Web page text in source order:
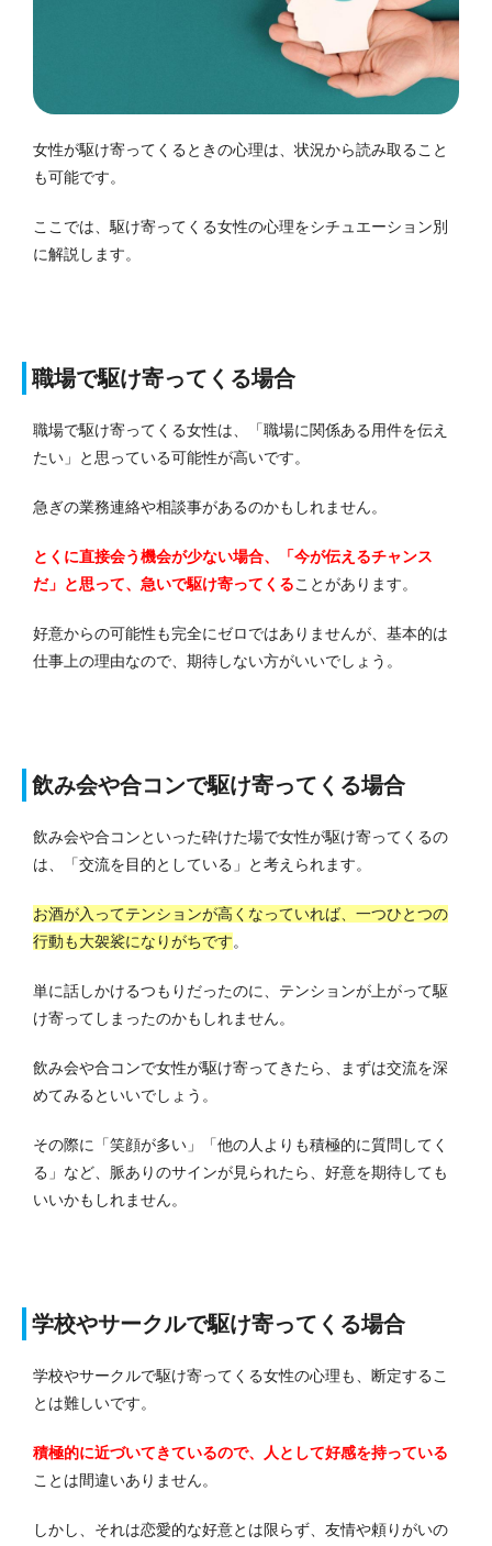
女性が駆け寄ってくるときの心理は、状況から読み取ること
も可能です。
ここでは、駆け寄ってくる女性の心理をシチュエーション別
に解説します。
職場で駆け寄ってくる場合
職場で駆け寄ってくる女性は、「職場に関係ある用件を伝え
たい」と思っている可能性が高いです。
急ぎの業務連絡や相談事があるのかもしれません。
とくに直接会う機会が少ない場合、「今が伝えるチャンス
だ」と思って、急いで駆け寄ってくることがあります。
好意からの可能性も完全にゼロではありませんが、基本的は
仕事上の理由なので、期待しない方がいいでしょう。
飲み会や合コンで駆け寄ってくる場合
飲み会や合コンといった砕けた場で女性が駆け寄ってくるの
は、「交流を目的としている」と考えられます。
お酒が入ってテンションが高くなっていれば、一つひとつの
行動も大袈裟になりがちです。
単に話しかけるつもりだったのに、テンションが上がって駆
け寄ってしまったのかもしれません。
飲み会や合コンで女性が駆け寄ってきたら、まずは交流を深
めてみるといいでしょう。
その際に「笑顔が多い」「他の人よりも積極的に質問してく
る」など、脈ありのサインが見られたら、好意を期待しても
いいかもしれません。
学校やサークルで駆け寄ってくる場合
学校やサークルで駆け寄ってくる女性の心理も、断定するこ
とは難しいです。
積極的に近づいてきているので、人として好感を持っている
ことは間違いありません。
しかし、それは恋愛的な好意とは限らず、友情や頼りがいの